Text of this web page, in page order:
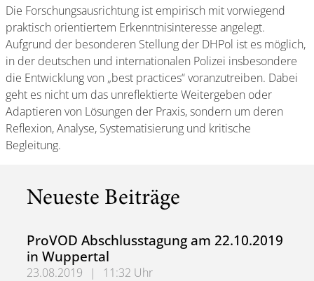
Die Forschungsausrichtung ist empirisch mit vorwiegend
praktisch orientiertem Erkenntnisinteresse angelegt.
Aufgrund der besonderen Stellung der DHPol ist es möglich,
in der deutschen und internationalen Polizei insbesondere
die Entwicklung von „best practices“ voranzutreiben. Dabei
geht es nicht um das unreflektierte Weitergeben oder
Adaptieren von Lösungen der Praxis, sondern um deren
Reflexion, Analyse, Systematisierung und kritische
Begleitung.
Neueste Beiträge
ProVOD Abschlusstagung am 22.10.2019
in Wuppertal
23.08.2019 |
11:32 Uhr